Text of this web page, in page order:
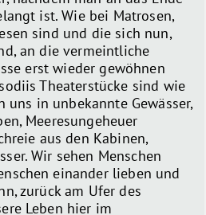
ist. Wie bei Matrosen,
sind und die sich nun,
an die vermeintliche
erst wieder gewöhnen
Theaterstücke sind wie
uns in unbekannte Gewässer,
Meeresungeheuer
aus den Kabinen,
Wir sehen Menschen
einander lieben und
zurück am Ufer des
Leben hier im